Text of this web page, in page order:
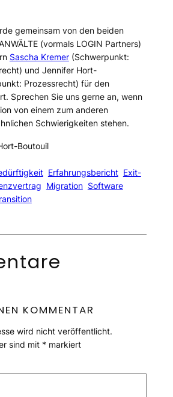
gemeinsam von den beiden
(vormals LOGIN Partners)
Sascha Kremer(Schwerpunkt:
und Jennifer Hort-
Prozessrecht) für den
Sprechen Sie uns gerne an, wenn
von einem zum anderen
Schwierigkeiten stehen.
Boutouil
Erfahrungsbericht Exit-
Migration Software
KOMMENTAR
wird nicht veröffentlicht.
sind mit * markiert